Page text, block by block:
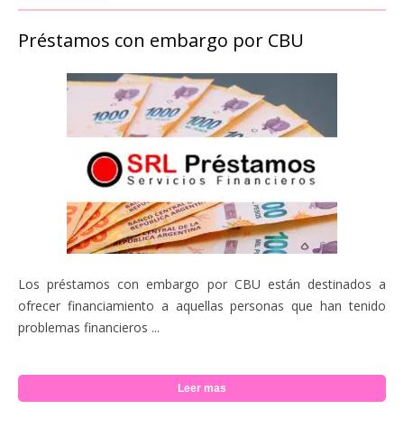
Préstamos con embargo por CBU
Los préstamos con embargo por CBU están destinados a
ofrecer financiamiento a aquellas personas que han tenido
problemas financieros ...
Leer mas